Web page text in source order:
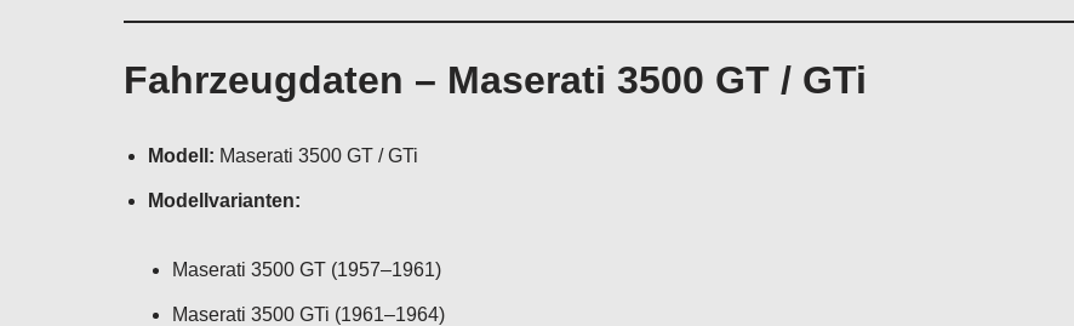
Fahrzeugdaten – Maserati 3500 GT / GTi
Modell: Maserati 3500 GT / GTi
Modellvarianten:
Maserati 3500 GT (1957–1961)
Maserati 3500 GTi (1961–1964)